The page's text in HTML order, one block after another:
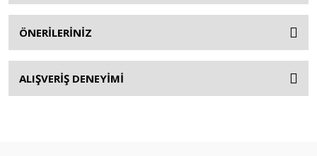
ÖNERİLERİNİZ
ALIŞVERİŞ DENEYİMİ